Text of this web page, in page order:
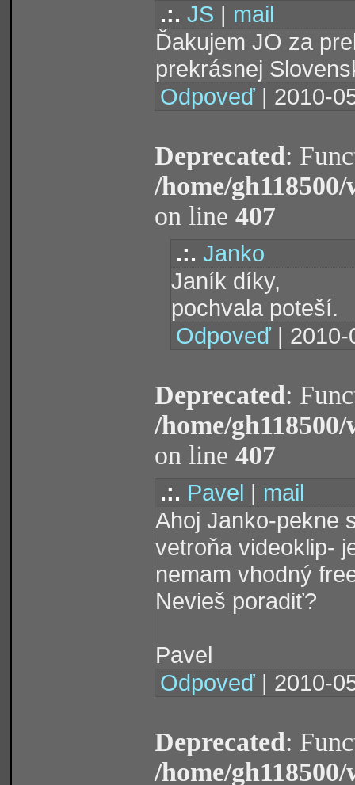
.:. JS | mail
Ďakujem JO za
prekrásnej
Odpoveď | 2010-
Deprecated:
/home/
on line 407
.:. Janko
Janík díky,
pochvala poteší.
Odpoveď |
Deprecated:
/home/
on line 407
.:. Pavel | mail
Ahoj Janko-pekne
vetroňa videoklip-
nemam vhodný
Nevieš poradiť?
Pavel
Odpoveď | 2010-
Deprecated:
/home/